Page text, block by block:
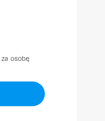
za osobę